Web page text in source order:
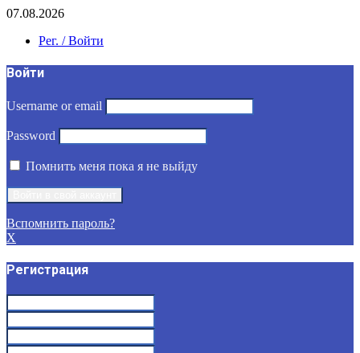
07.08.2026
Рег. / Войти
Войти
Username or email
Password
Помнить меня пока я не выйду
Вспомнить пароль?
X
Регистрация